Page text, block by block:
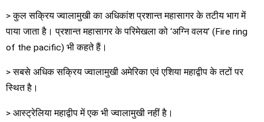
> कुल सक्रिय ज्वालामुखी का अधिकांश प्रशान्त महासागर के तटीय भाग में
पाया जाता है। प्रशान्त महासागर के परिमेखला को ‘अग्नि वलय’ (Fire ring
of the pacific) भी कहते हैं।
> सबसे अधिक सक्रिय ज्वालामुखी अमेरिका एवं एशिया महाद्वीप के तटों पर
स्थित है।
> आस्ट्रेलिया महाद्वीप में एक भी ज्वालामुखी नहीं है।